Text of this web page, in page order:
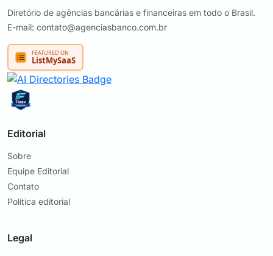
Diretório de agências bancárias e financeiras em todo o Brasil.
E-mail: contato@agenciasbanco.com.br
Editorial
Sobre
Equipe Editorial
Contato
Política editorial
Legal